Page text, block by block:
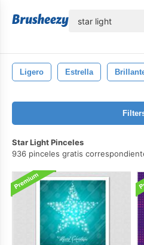
Ligero Estrella
Star Light Pinceles
936 pinceles gratis